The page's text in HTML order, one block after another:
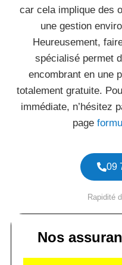
car cela implique des
une gestion
Heureusement,
spécialisé permet
encombrant en une
totalement gratuite.
immédiate, n’hésitez
page
09
Rapidité
Nos